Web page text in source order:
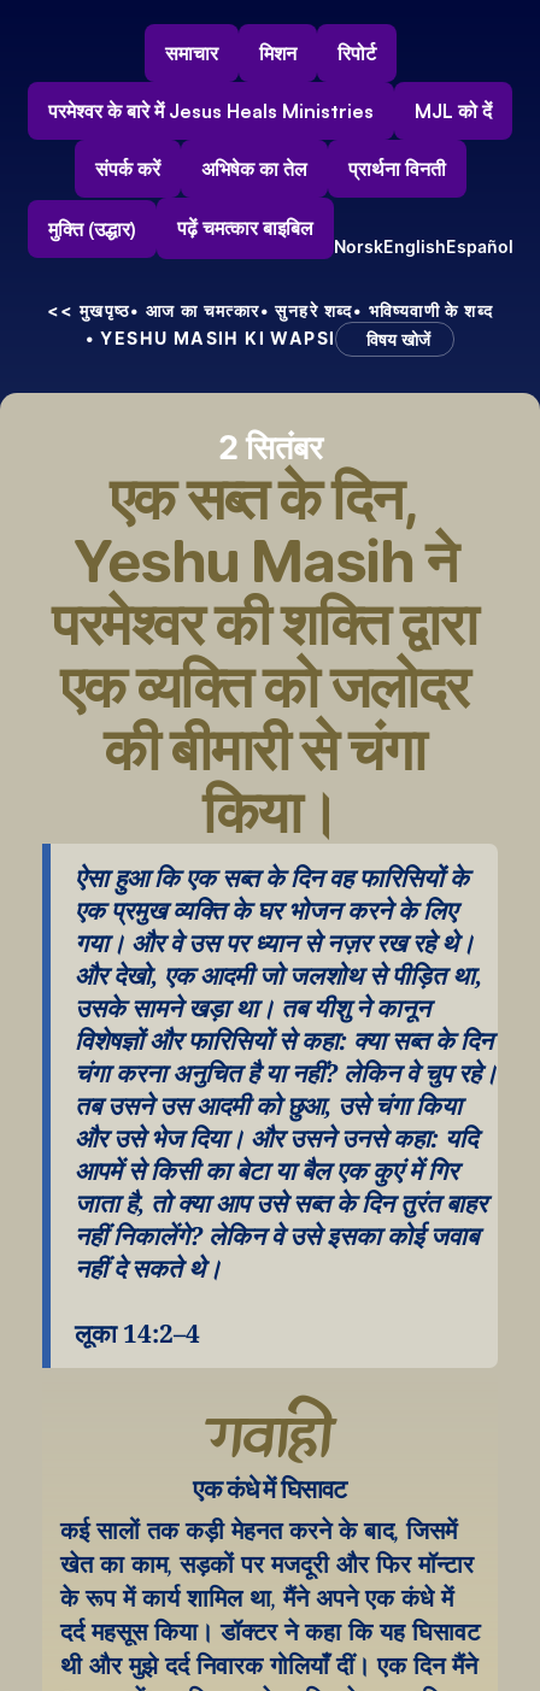
समाचार मिशन रिपोर्ट
परमेश्वर के बारे में Jesus Heals Ministries MJL को दें
संपर्क करें अभिषेक का तेल प्रार्थना विनती
मुक्ति (उद्धार) पढ़ें चमत्कार बाइबिल
NorskEnglishEspañol
<< मुखपृष्ठ• आज का चमत्कार• सुनहरे शब्द• भविष्यवाणी के शब्द
• YESHU MASIH KI WAPSI
विषय खोजें
2 सितंबर
एक सब्त के दिन,
Yeshu Masih ने
परमेश्वर की शक्ति द्वारा
एक व्यक्ति को जलोदर
की बीमारी से चंगा
किया।
ऐसा हुआ कि एक सब्त के दिन वह फारिसियों के
एक प्रमुख व्यक्ति के घर भोजन करने के लिए
गया। और वे उस पर ध्यान से नज़र रख रहे थे।
और देखो, एक आदमी जो जलशोथ से पीड़ित था,
उसके सामने खड़ा था। तब यीशु ने कानून
विशेषज्ञों और फारिसियों से कहा: क्या सब्त के दिन
चंगा करना अनुचित है या नहीं? लेकिन वे चुप रहे।
तब उसने उस आदमी को छुआ, उसे चंगा किया
और उसे भेज दिया। और उसने उनसे कहा: यदि
आपमें से किसी का बेटा या बैल एक कुएं में गिर
जाता है, तो क्या आप उसे सब्त के दिन तुरंत बाहर
नहीं निकालेंगे? लेकिन वे उसे इसका कोई जवाब
नहीं दे सकते थे।
लूका 14:2–4
गवाही
एक कंधे में घिसावट
कई सालों तक कड़ी मेहनत करने के बाद, जिसमें
खेत का काम, सड़कों पर मजदूरी और फिर मॉन्टार
के रूप में कार्य शामिल था, मैंने अपने एक कंधे में
दर्द महसूस किया। डॉक्टर ने कहा कि यह घिसावट
थी और मुझे दर्द निवारक गोलियाँ दीं। एक दिन मैंने